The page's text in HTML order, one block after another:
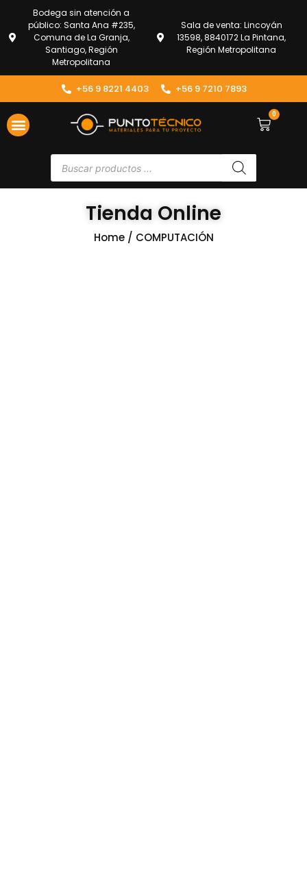
Bodega sin atención a
público: Santa Ana #235,
Comuna de La Granja,
Santiago, Región
Metropolitana
Sala de venta: Lincoyán
13598, 8840172 La Pintana,
Región Metropolitana
+56 9 8221 4403 +56 9 7210 7893
0
Tienda Online
Home/ COMPUTACIÓN